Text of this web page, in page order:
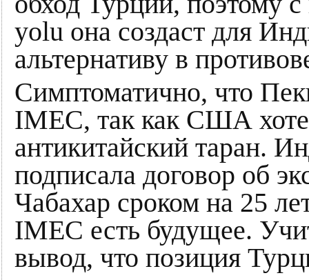
yolu она создаст для
альтернативу в
Симптоматично, что
IMEC, так как США
антикитайский таран.
подписала договор об
Чабахар сроком на 25
IMEC есть будущее.
вывод, что позиция